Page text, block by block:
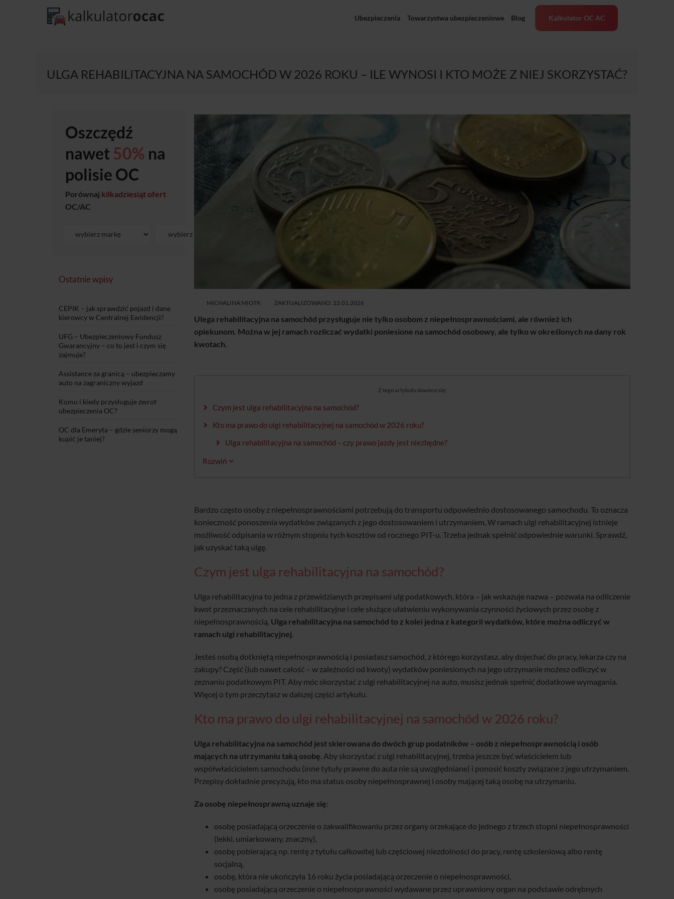
Ubezpieczenia Towarzystwa ubezpieczeniowe Blog Kalkulator OC AC
ULGA REHABILITACYJNA NA SAMOCHÓD W 2026 ROKU – ILE WYNOSI I KTO MOŻE Z NIEJ SKORZYSTAĆ?
Oszczędź
nawet 50% na
polisie OC
Porównaj kilkadziesiąt ofert
OC/AC
Ostatnie wpisy
CEPIK – jak sprawdzić pojazd i dane
kierowcy w Centralnej Ewidencji?
UFG – Ubezpieczeniowy Fundusz
Gwarancyjny – co to jest i czym się
zajmuje?
Assistance za granicą – ubezpieczamy
auto na zagraniczny wyjazd
Komu i kiedy przysługuje zwrot
ubezpieczenia OC?
OC dla Emeryta – gdzie seniorzy mogą
kupić je taniej?
MICHALINA MIOTK ZAKTUALIZOWANO: 22.01.2026
Ulega rehabilitacyjna na samochód przysługuje nie tylko osobom z niepełnosprawnościami, ale również ich
opiekunom. Można w jej ramach rozliczać wydatki poniesione na samochód osobowy, ale tylko w określonych na dany rok
kwotach.
Z tego artykułu dowiesz się:
Czym jest ulga rehabilitacyjna na samochód?
Kto ma prawo do ulgi rehabilitacyjnej na samochód w 2026 roku?
Ulga rehabilitacyjna na samochód – czy prawo jazdy jest niezbędne?
Rozwiń
Bardzo często osoby z niepełnosprawnościami potrzebują do transportu odpowiednio dostosowanego samochodu. To oznacza
konieczność ponoszenia wydatków związanych z jego dostosowaniem i utrzymaniem. W ramach ulgi rehabilitacyjnej istnieje
możliwość odpisania w różnym stopniu tych kosztów od rocznego PIT-u. Trzeba jednak spełnić odpowiednie warunki. Sprawdź,
jak uzyskać taką ulgę.
Czym jest ulga rehabilitacyjna na samochód?
Ulga rehabilitacyjna to jedna z przewidzianych przepisami ulg podatkowych, która – jak wskazuje nazwa – pozwala na odliczenie
kwot przeznaczanych na cele rehabilitacyjne i cele służące ułatwieniu wykonywania czynności życiowych przez osobę z
niepełnosprawnością. Ulga rehabilitacyjna na samochód to z kolei jedna z kategorii wydatków, które można odliczyć w
ramach ulgi rehabilitacyjnej
Jesteś osobą dotkniętą niepełnosprawnością i posiadasz samochód, z którego korzystasz, aby dojechać do pracy, lekarza czy na
zakupy? Część (lub nawet całość – w zależności od kwoty) wydatków poniesionych na jego utrzymanie możesz odliczyć w
zeznaniu podatkowym PIT. Aby móc skorzystać z ulgi rehabilitacyjnej na auto, musisz jednak spełnić dodatkowe wymagania.
Więcej o tym przeczytasz w dalszej części artykułu.
Kto ma prawo do ulgi rehabilitacyjnej na samochód w 2026 roku?
Ulga rehabilitacyjna na samochód jest skierowana do dwóch grup podatników – osób z niepełnosprawnością i osób
mających na utrzymaniu taką osobę . Aby skorzystać z ulgi rehabilitacyjnej, trzeba jeszcze być właścicielem lub
współwłaścicielem samochodu (inne tytuły prawne do auta nie są uwzględniane) i ponosić koszty związane z jego utrzymaniem.
Przepisy dokładnie precyzują, kto ma status osoby niepełnosprawnej i osoby mającej taką osobę na utrzymaniu.
Za osobę niepełnosprawną uznaje się:
osobę posiadającą orzeczenie o zakwalifikowaniu przez organy orzekające do jednego z trzech stopni niepełnosprawności
(lekki, umiarkowany, znaczny),
osobę pobierającą np. rentę z tytułu całkowitej lub częściowej niezdolności do pracy, rentę szkoleniową albo rentę
socjalną,
osobę, która nie ukończyła 16 roku życia posiadającą orzeczenie o niepełnosprawności,
osobę posiadającą orzeczenie o niepełnosprawności wydawane przez uprawniony organ na podstawie odrębnych